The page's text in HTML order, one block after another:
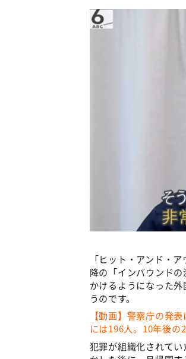
「ヒット・アンド・
降の「インバウンド
かけるようになった
うのです。
【動画】警察庁の発
には196人。10年後の
犯罪が組織化されて